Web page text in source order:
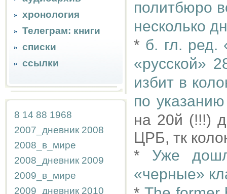
хронология
Телеграм: книги
списки
ссылки
8 14 88 1968
2007_дневник 2008
2008_в_мире
2008_дневник 2009
2009_в_мире
2009_дневник 2010
политбюро
несколько
* б. гл. ред.
«русской»
избит в
по
на 20й (!!!)
ЦРБ, тк
* Уже
«черные»